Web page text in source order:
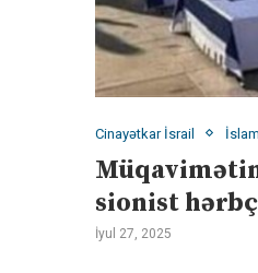
Cinayətkar İsrail İslam
sionist
İyul 27, 2025